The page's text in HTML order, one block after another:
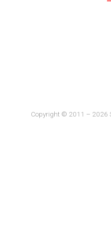
Copyright © 2011 – 2026